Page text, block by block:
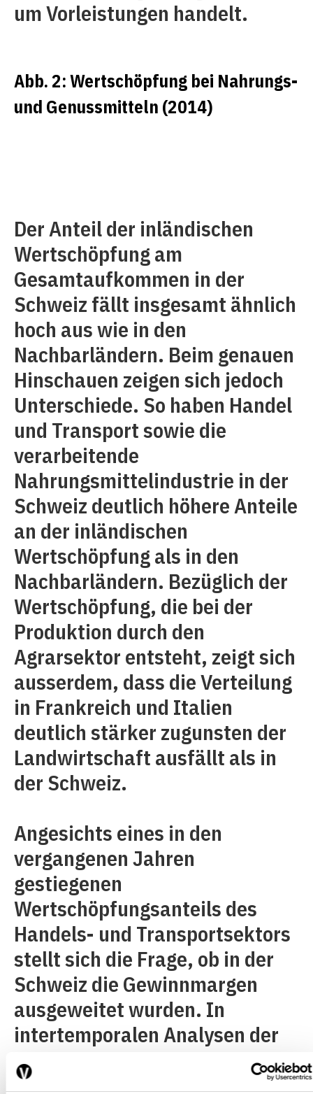
um Vorleistungen handelt.
Abb. 2: Wertschöpfung bei Nahrungs-
und Genussmitteln (2014)
Der Anteil der inländischen
Wertschöpfung am
Gesamtaufkommen in der
Schweiz fällt insgesamt ähnlich
hoch aus wie in den
Nachbarländern. Beim genauen
Hinschauen zeigen sich jedoch
Unterschiede. So haben Handel
und Transport sowie die
verarbeitende
Nahrungsmittelindustrie in der
Schweiz deutlich höhere Anteile
an der inländischen
Wertschöpfung als in den
Nachbarländern. Bezüglich der
Wertschöpfung, die bei der
Produktion durch den
Agrarsektor entsteht, zeigt sich
ausserdem, dass die Verteilung
in Frankreich und Italien
deutlich stärker zugunsten der
Landwirtschaft ausfällt als in
der Schweiz.
Angesichts eines in den
vergangenen Jahren
gestiegenen
Wertschöpfungsanteils des
Handels- und Transportsektors
stellt sich die Frage, ob in der
Schweiz die Gewinnmargen
ausgeweitet wurden. In
intertemporalen Analysen der
Mengen- und
Preisentwicklungen im